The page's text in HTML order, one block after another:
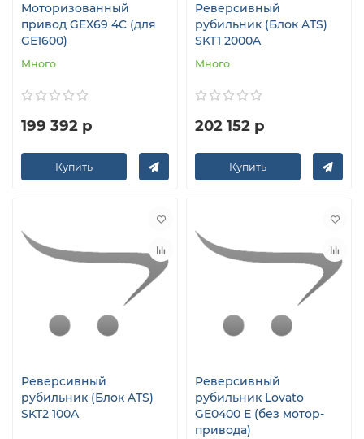
Моторизованный
привод GEX69 4C (для
GE1600)
Много
199 392 р
Купить
Реверсивный
рубильник (Блок ATS)
SKT1 2000A
Много
202 152 р
Купить
Реверсивный
рубильник (Блок ATS)
SKT2 100A
Реверсивный
рубильник Lovato
GE0400 E (без мотор-
привода)